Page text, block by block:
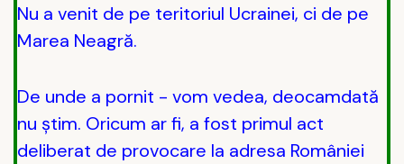
Nu a venit de pe teritoriul Ucrainei, ci de pe
Marea Neagră.
De unde a pornit - vom vedea, deocamdată
nu știm. Oricum ar fi, a fost primul act
deliberat de provocare la adresa României